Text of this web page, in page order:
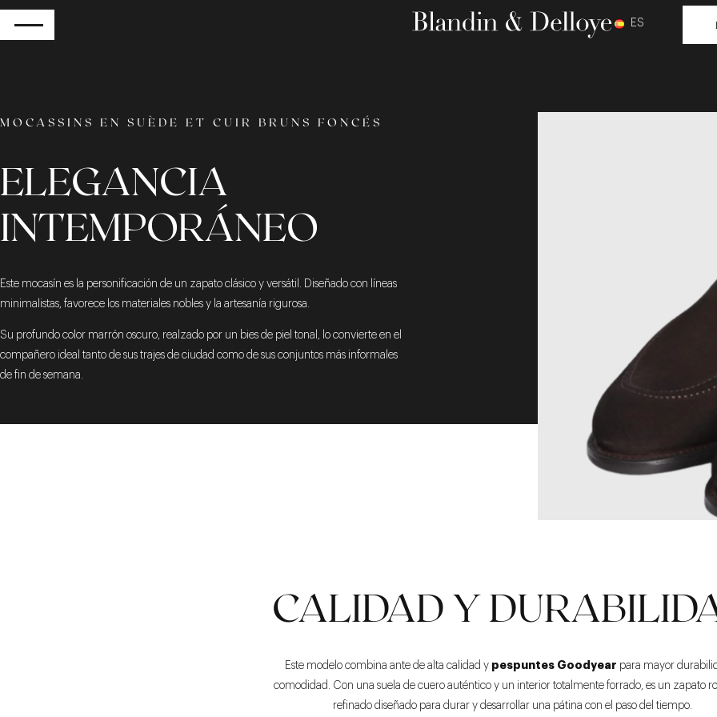
ES
MOCASSINS EN SUÈDE ET CUIR BRUNS FONCÉS
ELEGANCIA
INTEMPORÁNEO
Este mocasín es la personificación de un zapato clásico y versátil. Diseñado con líneas
minimalistas, favorece los materiales nobles y la artesanía rigurosa.
Su profundo color marrón oscuro, realzado por un bies de piel tonal, lo convierte en el
compañero ideal tanto de sus trajes de ciudad como de sus conjuntos más informales
de fin de semana.
CALIDAD Y
Este modelo combina ante de alta calidad y pespuntes Goodyear para mayor
comodidad. Con una suela de cuero auténtico y un interior totalmente forrado, es un zapato
refinado diseñado para durar y desarrollar una pátina con el paso del tiempo.